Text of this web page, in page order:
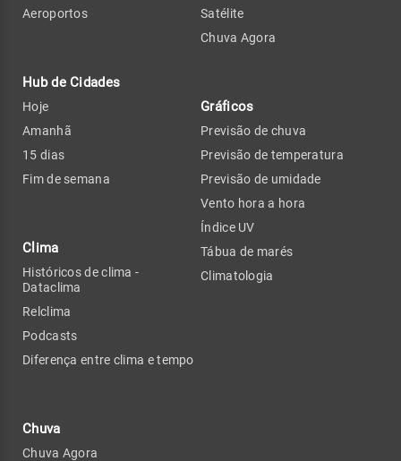
Aeroportos
Hub de Cidades
Hoje
Amanhã
15 dias
Fim de semana
Clima
Históricos de clima -
Dataclima
Relclima
Podcasts
Diferença entre clima e tempo
Chuva
Chuva Agora
Satélite
Chuva Agora
Gráficos
Previsão de chuva
Previsão de temperatura
Previsão de umidade
Vento hora a hora
Índice UV
Tábua de marés
Climatologia